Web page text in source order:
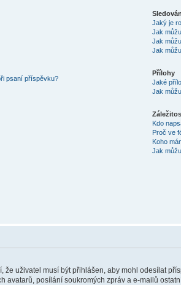
psaní příspěvku?
Jaký je
Jak
Jak
Jak
Přílohy
Jaké
Jak
Kdo
Proč ve
Koho
Jak
uživatel musí být přihlášen, aby mohl odesílat
posílání soukromých zpráv a e-mailů